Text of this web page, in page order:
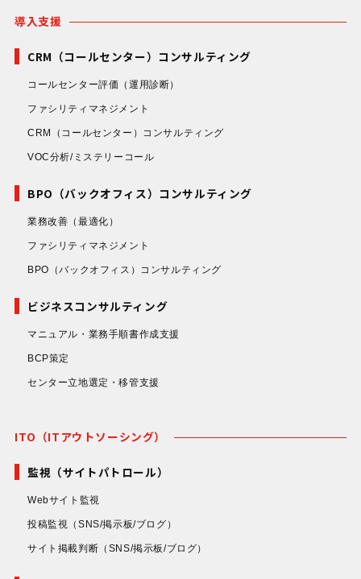
導入支援
CRM（コールセンター）コンサルティング
コールセンター評価 （運用診断）
ファシリティマネジメント
CRM（コールセンター）コンサルティング
VOC分析/ミステリーコール
BPO（バックオフィス）コンサルティング
業務改善 （最適化）
ファシリティマネジメント
BPO（バックオフィス）コンサルティング
ビジネスコンサルティング
マニュアル・業務手順書作成支援
BCP策定
センター立地選定・移管支援
ITO（ITアウトソーシング）
監視（サイトパトロール）
Webサイト監視
投稿監視 （SNS/掲示板/ブログ）
サイト掲載判断 （SNS/掲示板/ブログ）